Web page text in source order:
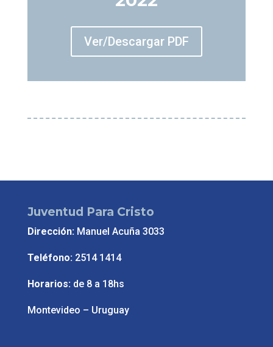
Ver/Descargar PDF
Juventud Para Cristo
Dirección: Manuel Acuña 3033
Teléfono:2514 1414
Horarios:de 8 a 18hs
Montevideo – Uruguay